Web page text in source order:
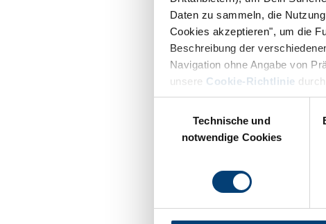
Daten zu sammeln, die
Cookies akzeptieren", um die
Beschreibung der
Navigation ohne Angabe von
unsere Cookie-Richtlinie durch.
Technische und
notwendige Cookies